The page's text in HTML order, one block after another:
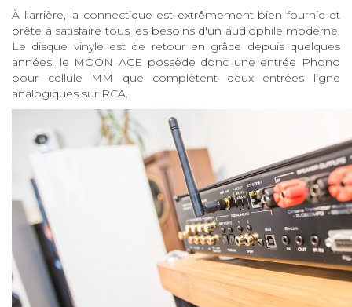
À l’arrière, la connectique est extrêmement bien fournie et
prête à satisfaire tous les besoins d'un audiophile moderne.
Le disque vinyle est de retour en grâce depuis quelques
années, le MOON ACE possède donc une entrée Phono
pour cellule MM que complètent deux entrées ligne
analogiques sur RCA.